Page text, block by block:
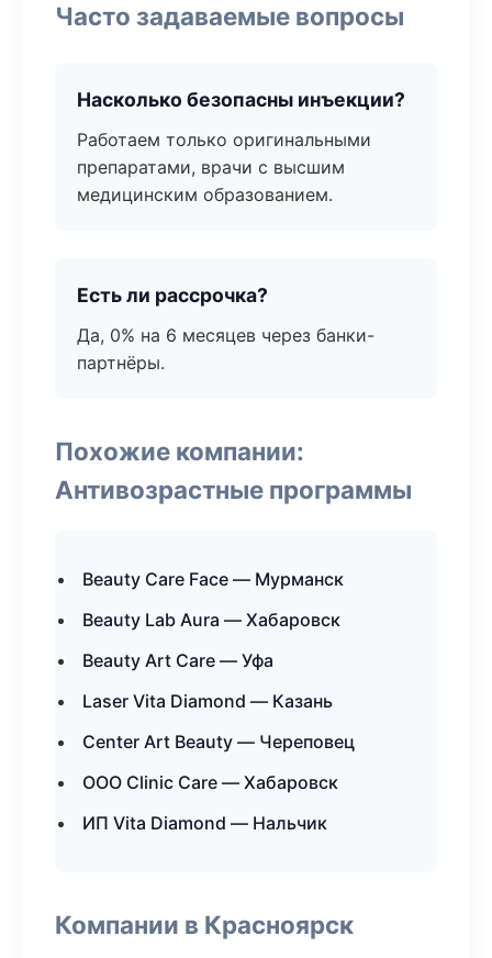
Часто задаваемые вопросы
Насколько безопасны инъекции?
Работаем только оригинальными
препаратами, врачи с высшим
медицинским образованием.
Есть ли рассрочка?
Да, 0% на 6 месяцев через банки-
партнёры.
Похожие компании:
Антивозрастные программы
Beauty Care Face — Мурманск
Beauty Lab Aura — Хабаровск
Beauty Art Care — Уфа
Laser Vita Diamond — Казань
Center Art Beauty — Череповец
ООО Clinic Care — Хабаровск
ИП Vita Diamond — Нальчик
Компании в Красноярск